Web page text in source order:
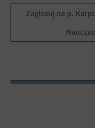
Zagłosuj na p.